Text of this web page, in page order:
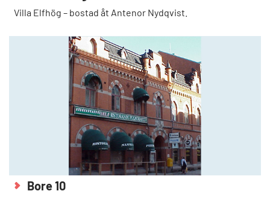
Villa Elfhög – bostad åt Antenor Nydqvist.
Bore 10